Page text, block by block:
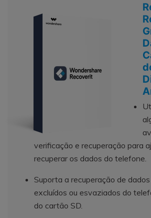
verificação e recuperação para
recuperar os dados do telefone.
Suporta a recuperação de
excluídos ou esvaziados do
do cartão SD.